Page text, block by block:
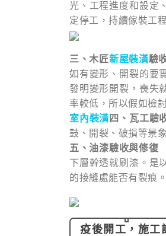
光、工程進度和設定
定停工，持續傢裝工程
三、木匠新屋裝潢驗
如有變形、開裂的要
發明變形開裂，喪失
率較低，所以假如檢
室內裝潢 四、瓦工驗
鼓、開裂、破損等景
五、油漆驗收與修復
下層幹透就刷漆。
的接縫處能否有裂痕
疫後開工，施工